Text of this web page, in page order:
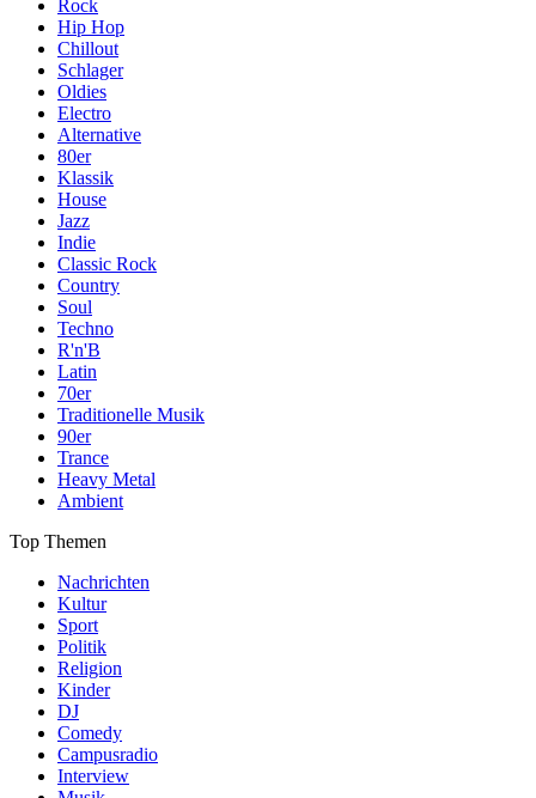
Rock
Hip Hop
Chillout
Schlager
Oldies
Electro
Alternative
80er
Klassik
House
Jazz
Indie
Classic Rock
Country
Soul
Techno
R'n'B
Latin
70er
Traditionelle Musik
90er
Trance
Heavy Metal
Ambient
Top Themen
Nachrichten
Kultur
Sport
Politik
Religion
Kinder
DJ
Comedy
Campusradio
Interview